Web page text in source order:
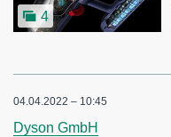
4
04.04.2022 – 10:45
Dyson GmbH